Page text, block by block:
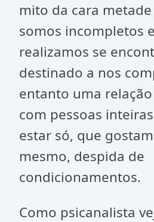
mito da cara
somos incompletos
realizamos se
destinado a nos
entanto uma
com pessoas
estar só, que
mesmo, despida de
condicionamentos.
Como psicanalista